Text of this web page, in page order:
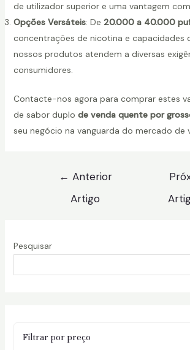
Pesquisar
Filtrar por preço
de utilizador superior e uma vantagem
Opções Versáteis: De 20.000 a 40.000
concentrações de nicotina e capacidades
nossos produtos atendem a diversas
consumidores.
Contacte-nos agora para comprar estes
de sabor duplo de venda quente por
seu negócio na vanguarda do mercado de
Navegação
← Anterior
Artigo